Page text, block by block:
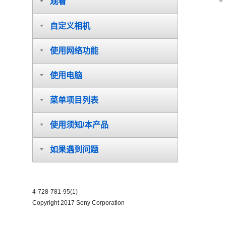
自定义相机
使用网络功能
使用电脑
菜单项目列表
使用须知/本产品
如果遇到问题
4-728-781-95(1)
Copyright 2017 Sony Corporation